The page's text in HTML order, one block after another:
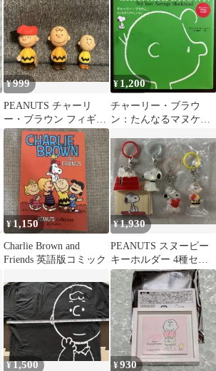
ンテージ書籍
¥999
PEANUTS チャーリ
ー・ブラウン フィギュ
ア 3体セット♡
¥ 1,200
チャーリー・ブラウ
ン：たんなるマヌケじ
¥ 1,150
Charlie Brown and
Friends 英語版コミック
¥1,930
PEANUTS スヌーピー
キーホルダー 4種セッ
ト
¥1,500 ¥930